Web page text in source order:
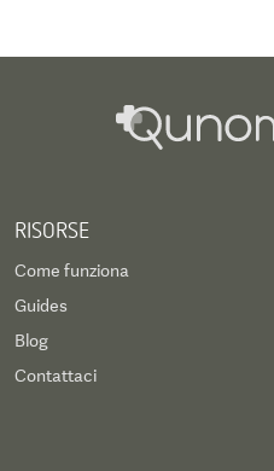
RISORSE
Come funziona
Guides
Blog
Contattaci